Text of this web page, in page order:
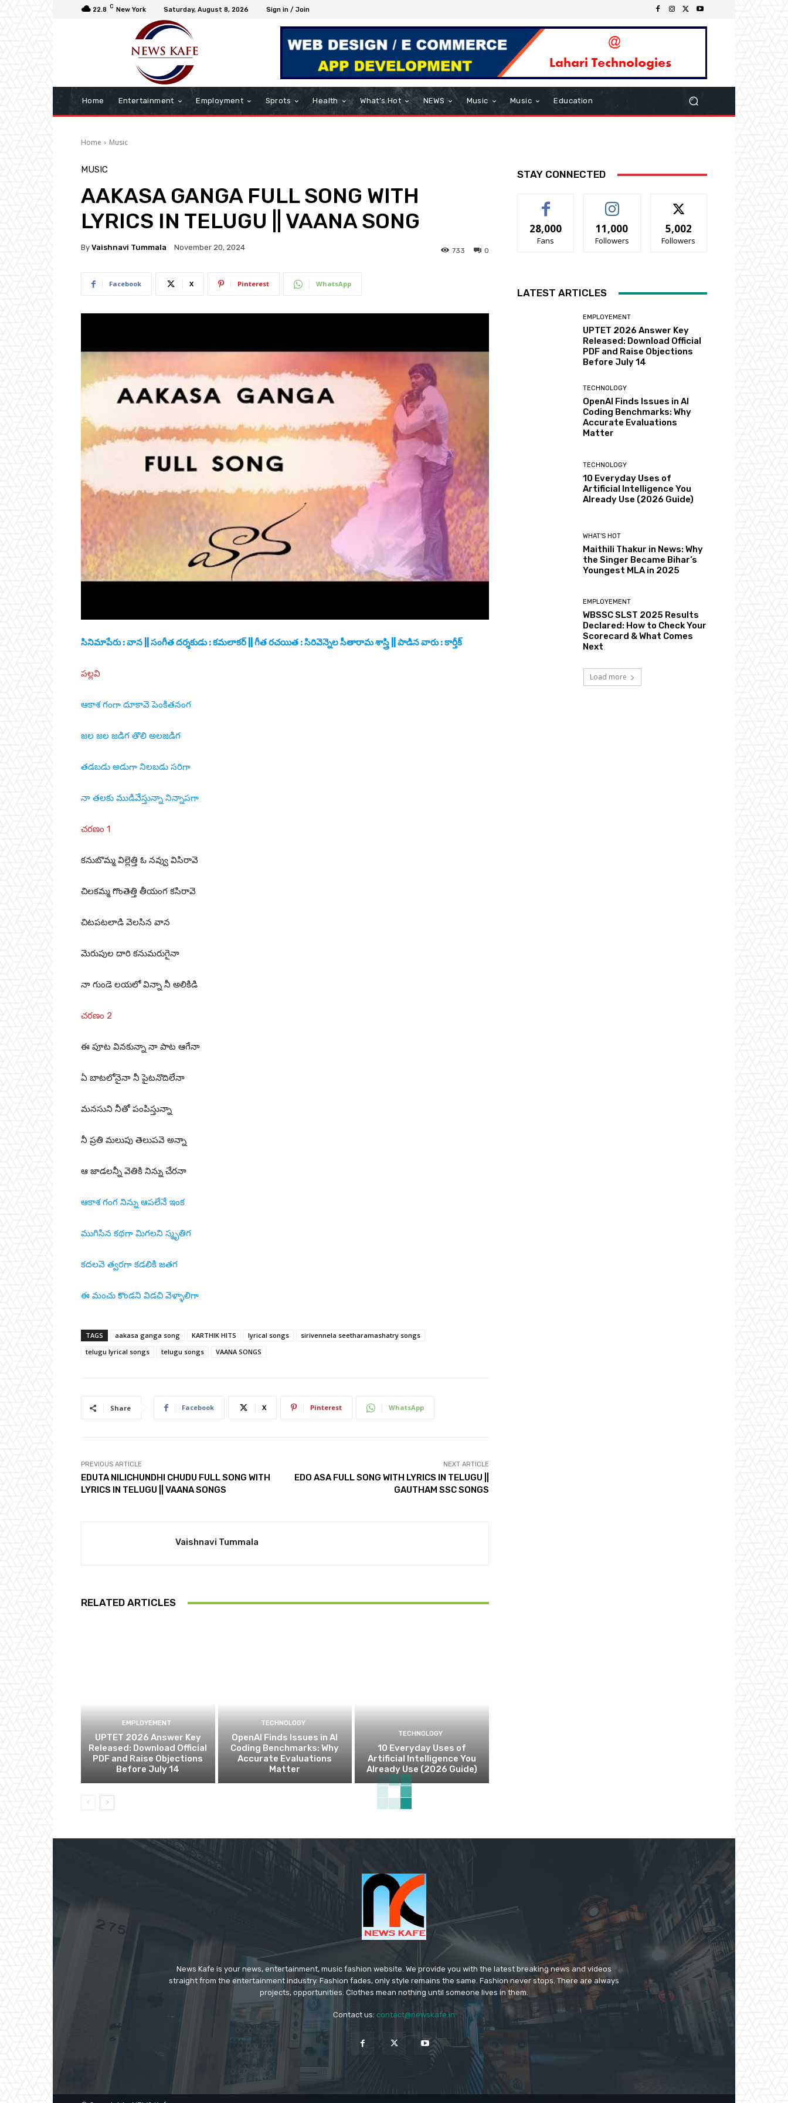
22.8 C New York Saturday, August 8, 2026 Sign in / Join
Home Entertainment Employment Sprots Health What’s Hot NEWS Music Music Education
Home Music
MUSIC
AAKASA GANGA FULL SONG WITH
LYRICS IN TELUGU || VAANA SONG
By Vaishnavi Tummala November 20, 2024 0
733
Facebook X Pinterest WhatsApp
సినిమాపేరు : వాన || సంగీత దర్శకుడు : కమలాకర్ || గీత రచయిత : సిరివెన్నెల సీతారామ శాస్త్రి || పాడిన వారు : కార్తీక్
పల్లవి
ఆకాశ గంగా దూకావె పెంకితనంగ
జల జల జడిగ తొలి అలజడిగ
తడబడు అడుగా నిలబడు సరిగా
నా తలకు ముడివేస్తున్నా నిన్నాపగా
చరణం 1
కనుబొమ్మ విల్లెత్తి ఓ నవ్వు విసిరావె
చిలకమ్మ గొంతెత్తి తీయంగ కసిరావె
చిటపటలాడి వెలసిన వాన
మెరుపుల దారి కనుమరుగైనా
నా గుండె లయలో విన్నా నీ అలికిడి
చరణం 2
ఈ పూట వినకున్నా నా పాట ఆగేనా
ఏ బాటలోనైనా నీ పైటనొదిలేనా
మనసుని నీతో పంపిస్తున్నా
నీ ప్రతి మలుపు తెలుపవె అన్నా
ఆ జాడలన్నీ వెతికి నిన్ను చేరనా
ఆకాశ గంగ నిన్ను ఆపలేనే ఇంక
ముగిసిన కథగా మిగలని స్మృతిగ
కదలవె త్వరగా కడలికి జతగ
ఈ మంచు కొండని విడచి వెళ్ళాలిగా
TAGS aakasa ganga song KARTHIK HITS lyrical songs
sirivennela seetharamashatry songs
telugu lyrical songs
telugu songs VAANA SONGS
Share Facebook X Pinterest WhatsApp
PREVIOUS ARTICLE
EDUTA NILICHUNDHI CHUDU FULL SONG WITH
LYRICS IN TELUGU || VAANA SONGS
NEXT ARTICLE
EDO ASA FULL SONG WITH LYRICS IN TELUGU ||
GAUTHAM SSC SONGS
Vaishnavi Tummala
RELATED ARTICLES
EMPLOYEMENT
UPTET 2026 Answer Key
Released: Download Official
PDF and Raise Objections
Before July 14
TECHNOLOGY
OpenAI Finds Issues in AI
Coding Benchmarks: Why
Accurate Evaluations
Matter
TECHNOLOGY
10 Everyday Uses of
Artificial Intelligence You
Already Use (2026 Guide)
STAY CONNECTED
28,000
Fans
11,000
Followers
5,002
Followers
LATEST ARTICLES
EMPLOYEMENT
UPTET 2026 Answer Key
Released: Download Official
PDF and Raise Objections
Before July 14
TECHNOLOGY
OpenAI Finds Issues in AI
Coding Benchmarks: Why
Accurate Evaluations
Matter
TECHNOLOGY
10 Everyday Uses of
Artificial Intelligence You
Already Use (2026 Guide)
WHAT'S HOT
Maithili Thakur in News: Why
the Singer Became Bihar’s
Youngest MLA in 2025
EMPLOYEMENT
WBSSC SLST 2025 Results
Declared: How to Check Your
Scorecard & What Comes
Next
Load more
News Kafe is your news, entertainment, music fashion website. We provide you with the latest breaking news and videos
straight from the entertainment industry. Fashion fades, only style remains the same. Fashion never stops. There are always
projects, opportunities. Clothes mean nothing until someone lives in them.
Contact us: contact@newskafe.in